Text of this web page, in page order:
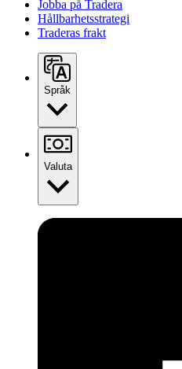
Jobba på Tradera
Hållbarhetsstrategi
Traderas frakt
Språk
Valuta